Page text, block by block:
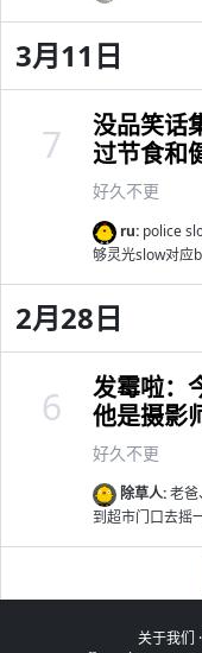
3月11日
没品笑话
过节食和
好久不更
ru: police
够灵光slow对应
7
2月28日
发霉啦：
他是摄影
好久不更
除草人:老爸
到超市门口去摇
6
关于我们 ·